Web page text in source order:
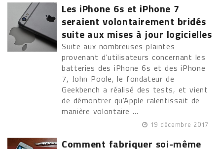
Les iPhone 6s et iPhone 7
seraient volontairement bridés
suite aux mises à jour logicielles
Suite aux nombreuses plaintes
provenant d'utilisateurs concernant les
batteries des iPhone 6s et des iPhone
7, John Poole, le fondateur de
Geekbench a réalisé des tests, et vient
de démontrer qu'Apple ralentissait de
manière volontaire ...
19 décembre 2017
Comment fabriquer soi-même